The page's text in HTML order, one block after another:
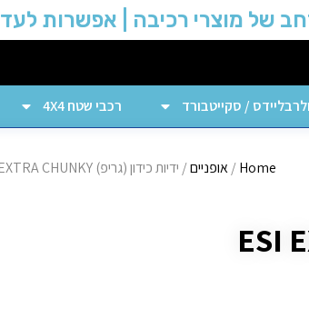
של מוצרי רכיבה | אפשרות לעד 12 תשלומים
/ סקייטבורד רכבי שטח 4X4
Home
/אופניים/ ידיות כידון (גריפ) ESI EXTRA CHUNKY